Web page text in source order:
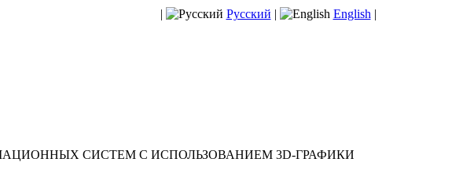
| Русский | English |
СИСТЕМ С ИСПОЛЬЗОВАНИЕМ 3D-ГРАФИКИ